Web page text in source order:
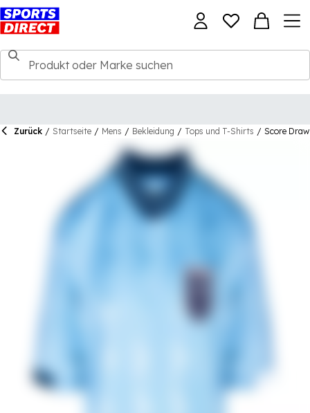
Zurück / Startseite / Mens / Bekleidung / Tops und T-Shirts / Score